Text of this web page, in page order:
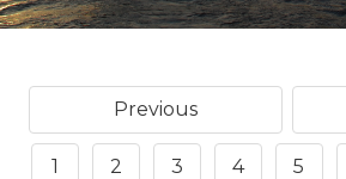
Previous
1 2 3 4 5